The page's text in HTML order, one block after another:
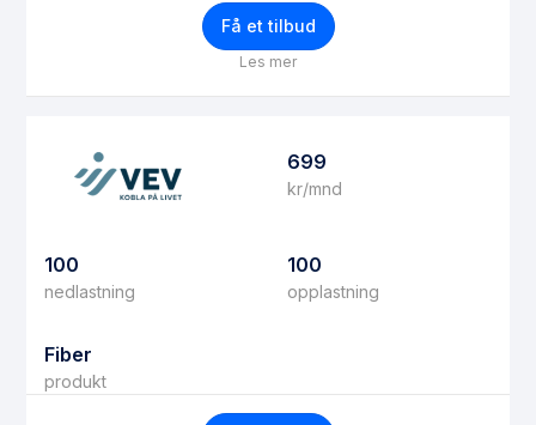
Få et tilbud
Les mer
699
kr/mnd
100
nedlastning
100
opplastning
Fiber
produkt